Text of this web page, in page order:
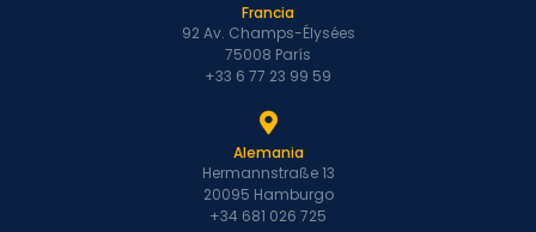
Francia
92 Av. Champs-Élysées
75008 París
+33 6 77 23 99 59
Alemania
Hermannstraße 13
20095 Hamburgo
+34 681 026 725